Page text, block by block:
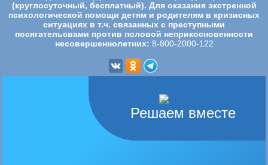
(круглосуточный, бесплатный). Для оказания экстренной
психологической помощи детям и родителям в кризисных
ситуациях в т.ч. связанных с преступными
посягательсвами против половой неприкосновенности
несовершеннолетних: 8-800-2000-122
Решаем вместе